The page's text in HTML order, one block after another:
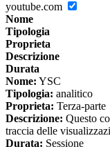
youtube.com
Nome
Tipologia
Proprieta
Descrizione
Durata
Nome: YSC
Tipologia: analitico
Proprieta: Terza-parte
Descrizione: Questo
traccia delle
Durata: Sessione